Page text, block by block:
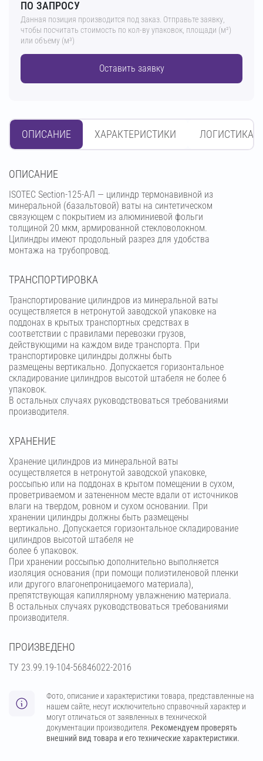
ПО ЗАПРОСУ
Данная позиция производится под заказ. Отправьте заявку,
чтобы посчитать стоимость по кол-ву упаковок, площади (м²)
или объему (м³)
Оставить заявку
ОПИСАНИЕ ХАРАКТЕРИСТИКИ ЛОГИСТИКА
OПИСАНИЕ
ISOTEC Section-125-АЛ — цилиндр термонавивной из
минеральной (базальтовой) ваты на синтетическом
связующем с покрытием из алюминиевой фольги
толщиной 20 мкм, армированной стекловолокном.
Цилиндры имеют продольный разрез для удобства
монтажа на трубопровод.
ТРАНСПОРТИРОВКА
Транспортирование цилиндров из минеральной ваты
осуществляется в нетронутой заводской упаковке на
поддонах в крытых транспортных средствах в
соответствии с правилами перевозки грузов,
действующими на каждом виде транспорта. При
транспортировке цилиндры должны быть
размещены вертикально. Допускается горизонтальное
складирование цилиндров высотой штабеля не более 6
упаковок.
В остальных случаях руководствоваться требованиями
производителя.
ХРАНЕНИЕ
Хранение цилиндров из минеральной ваты
осуществляется в нетронутой заводской упаковке,
россыпью или на поддонах в крытом помещении в сухом,
проветриваемом и затененном месте вдали от источников
влаги на твердом, ровном и сухом основании. При
хранении цилиндры должны быть размещены
вертикально. Допускается горизонтальное складирование
цилиндров высотой штабеля не
более 6 упаковок.
При хранении россыпью дополнительно выполняется
изоляция основания (при помощи полиэтиленовой пленки
или другого влагонепроницаемого материала),
препятствующая капиллярному увлажнению материала.
В остальных случаях руководствоваться требованиями
производителя.
ПРОИЗВЕДЕНО
ТУ 23.99.19-104-56846022-2016
Фото, описание и характеристики товара, представленные на
нашем сайте, несут исключительно справочный характер и
могут отличаться от заявленных в технической
документации производителя. Рекомендуем проверять
внешний вид товара и его технические характеристики.